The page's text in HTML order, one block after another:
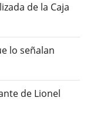
de la Caja
lo señalan
de Lionel